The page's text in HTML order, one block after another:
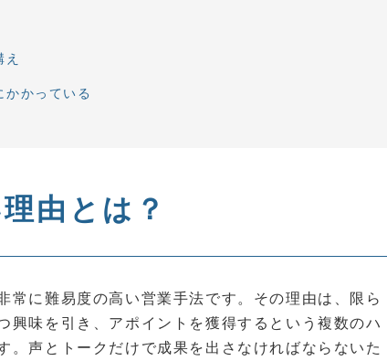
かっている
由とは？
常に難易度の高い営業手法です。その理由は、限ら
興味を引き、アポイントを獲得するという複数のハ
。声とトークだけで成果を出さなければならないた